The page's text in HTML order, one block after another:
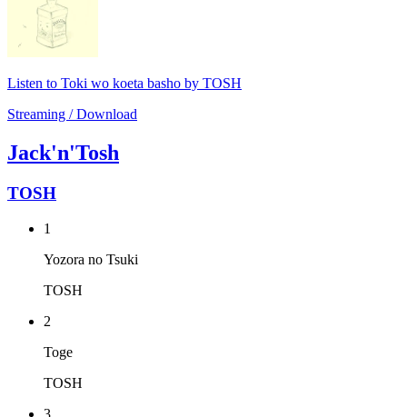
Listen to Toki wo koeta basho by TOSH
Streaming / Download
Jack'n'Tosh
TOSH
1
Yozora no Tsuki
TOSH
2
Toge
TOSH
3